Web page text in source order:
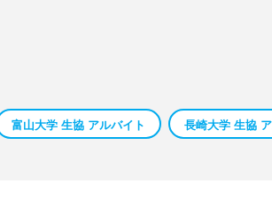
富山大学 生協 アルバイト 長崎大学 生協 ア